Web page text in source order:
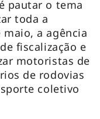
pautar o tema
toda a
a agência
fiscalização e
motoristas de
de rodovias
coletivo